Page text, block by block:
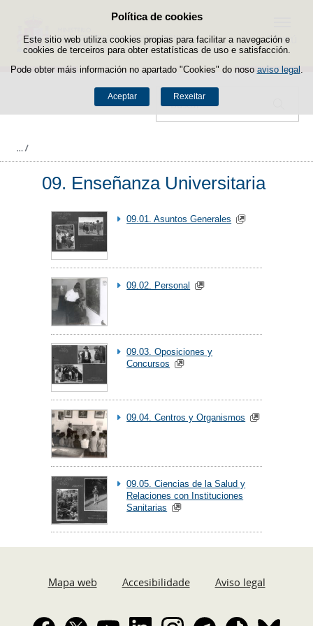
Política de cookies
Este sitio web utiliza cookies propias para facilitar a navegación e
cookies de terceiros para obter estatísticas de uso e satisfacción.
Pode obter máis información no apartado "Cookies" do noso aviso legal
Aceptar Rexeitar
Saltar ao contido
Buscador
Menú
09. Enseñanza Universitaria
09.01. Asuntos Generales
09.02. Personal
09.03. Oposiciones y
Concursos
09.04. Centros y Organismos
09.05. Ciencias de la Salud y
Relaciones con Instituciones
Sanitarias
Mapa web Accesibilidade Aviso legal